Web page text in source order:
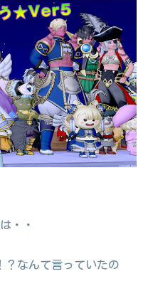
・・
？なんて言っていたの